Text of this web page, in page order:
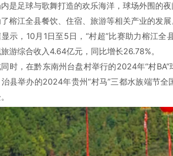
是足球与歌舞打造的欢乐海洋，球场外围的
榕江全县餐饮、住宿、旅游等相关产业的发展
示，10月1日至5日，“村超”比赛助力榕江
游综合收入4.64亿元，同比增长26.78%。
时，在黔东南州台盘村举行的2024年“村
县举办的2024年贵州“村马”三都水族端节